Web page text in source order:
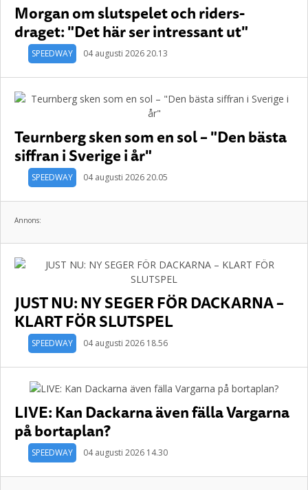
Morgan om slutspelet och riders-
draget: "Det här ser intressant ut"
SPEEDWAY 04 augusti 2026 20.13
Teurnberg sken som en sol – "Den bästa
siffran i Sverige i år"
SPEEDWAY 04 augusti 2026 20.05
Annons:
JUST NU: NY SEGER FÖR DACKARNA –
KLART FÖR SLUTSPEL
SPEEDWAY 04 augusti 2026 18.56
LIVE: Kan Dackarna även fälla Vargarna
på bortaplan?
SPEEDWAY 04 augusti 2026 14.30